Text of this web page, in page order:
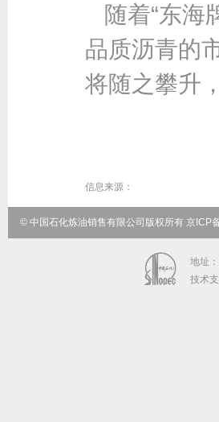
随着“东海
品质沥青的
将随之攀升
信息来源：
© 中国石化炼油销售有限公司版权所有 京ICP
地址
技术